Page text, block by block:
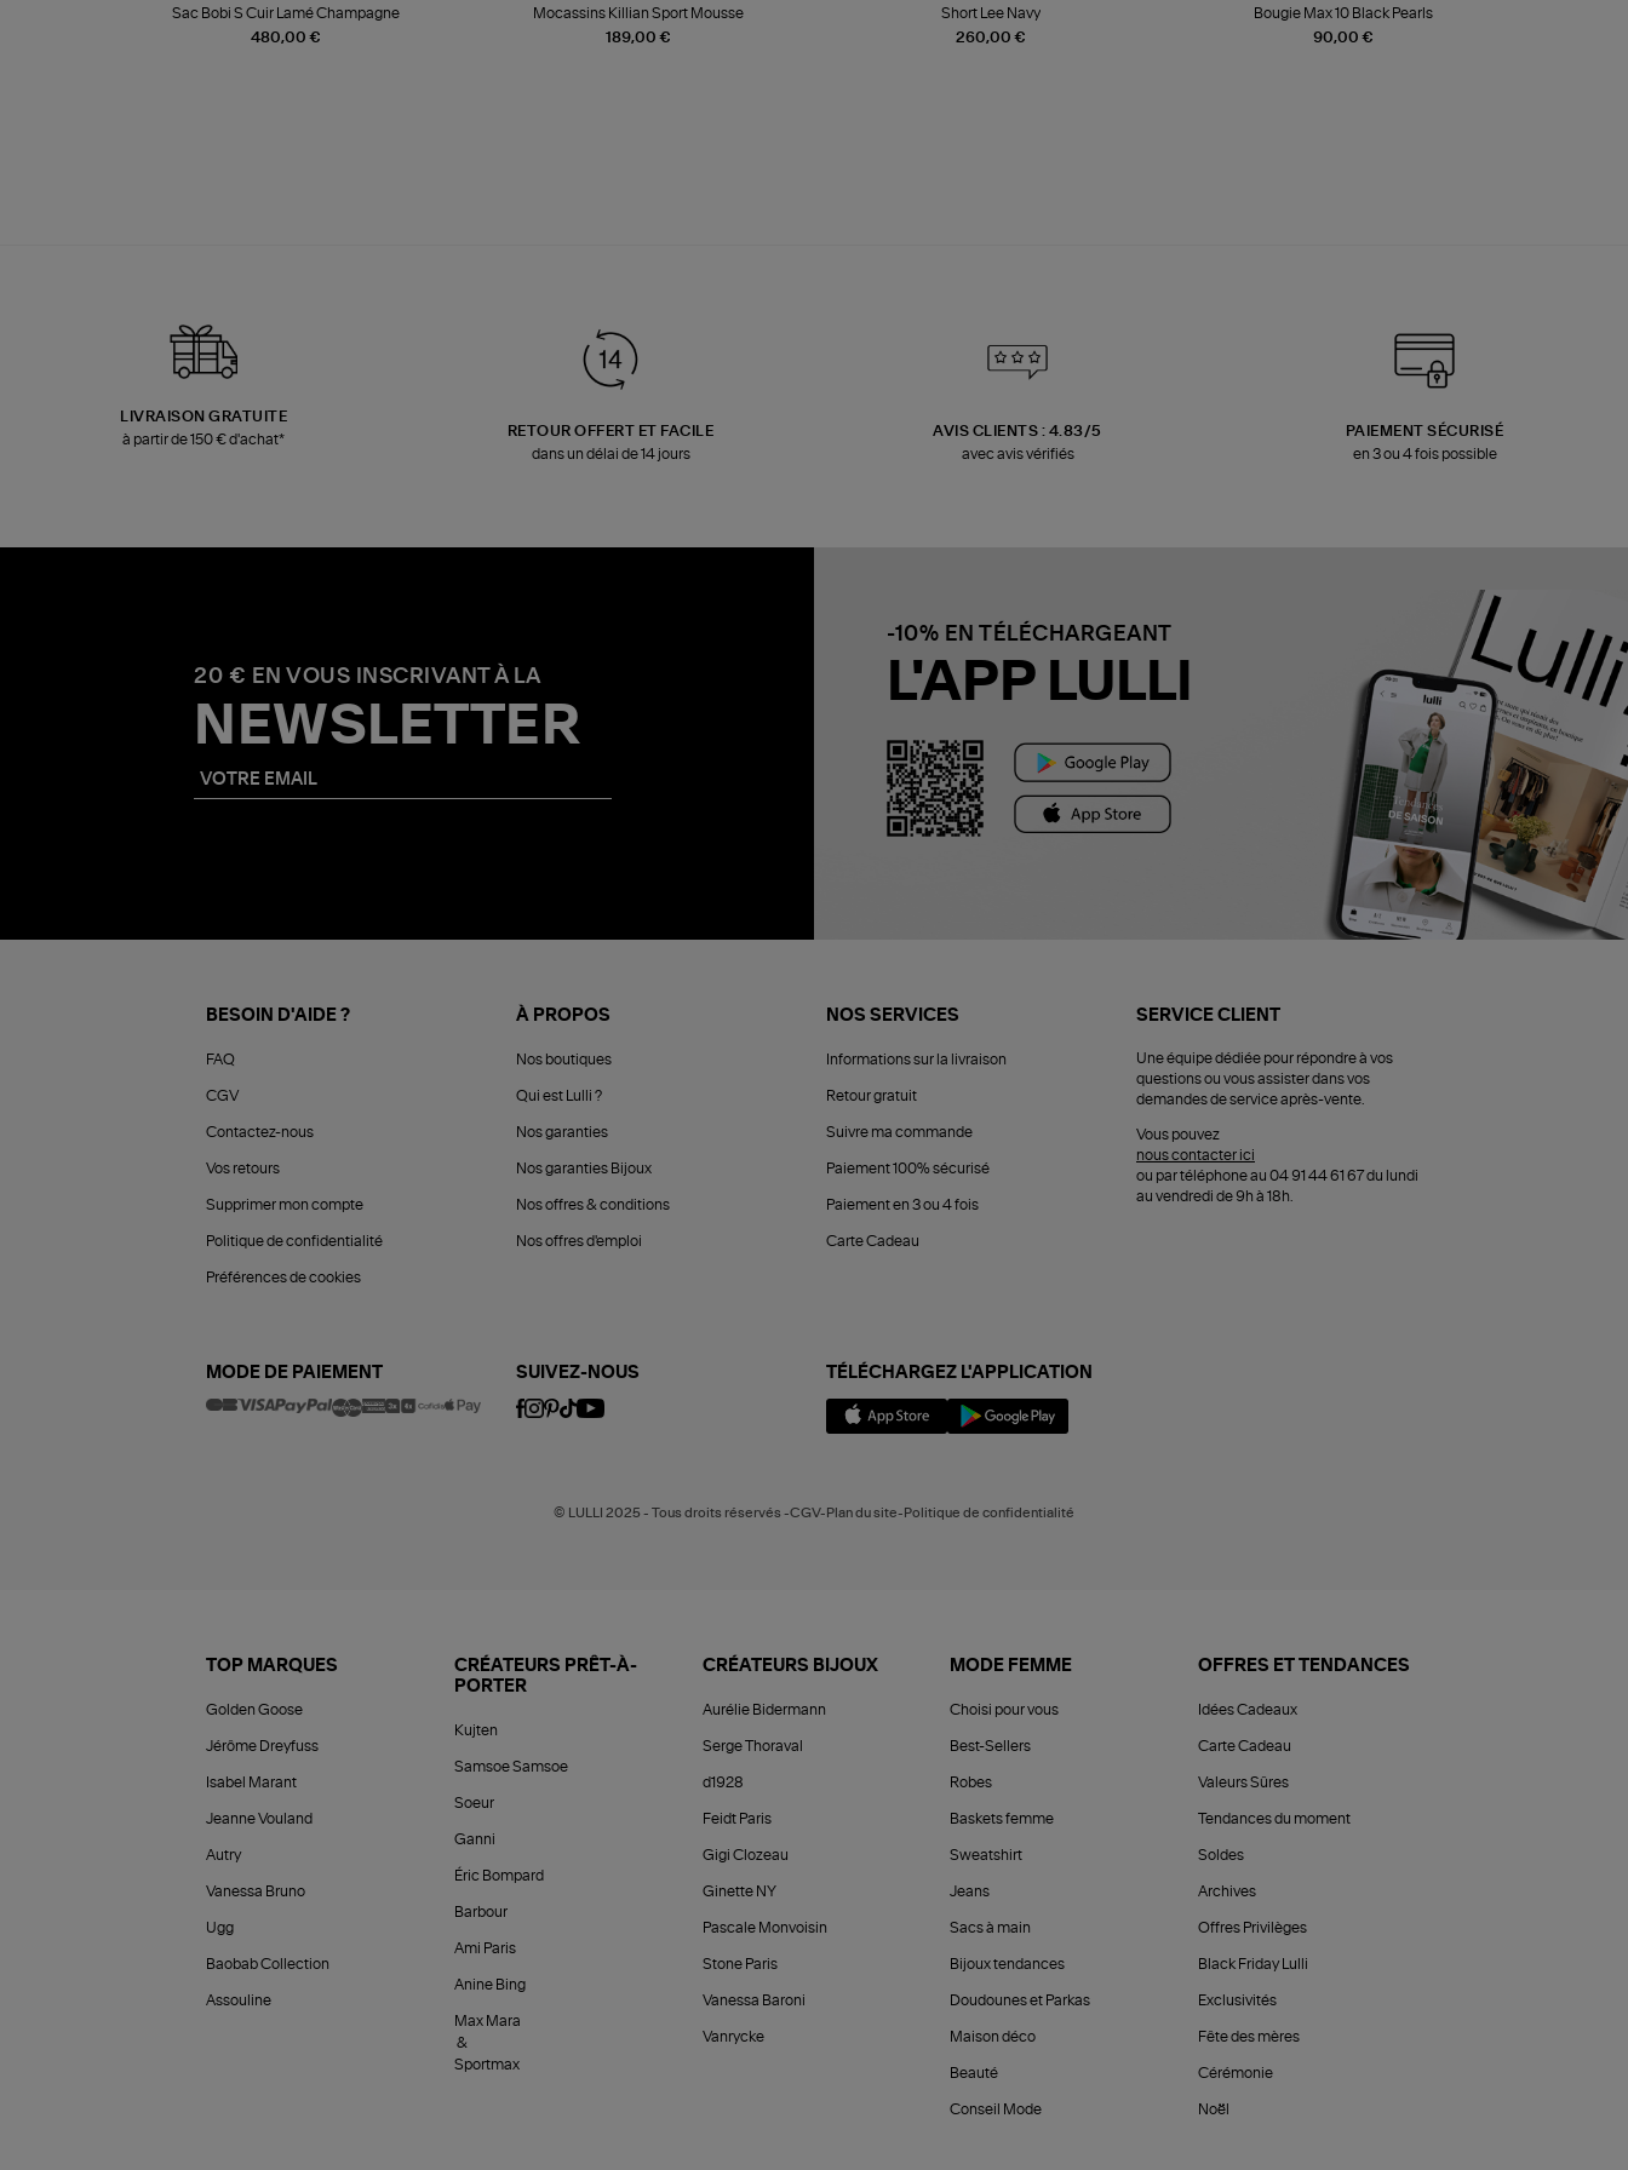
480,00 €
Sac Bobi S Cuir Lamé Champagne
189,00 €
Mocassins Killian Sport Mousse
260,00 €
Short Lee Navy
90,00 €
Bougie Max 10 Black Pearls
LIVRAISON GRATUITE
à partir de 150 € d'achat*
RETOUR OFFERT ET FACILE
dans un délai de 14 jours
AVIS CLIENTS : 4.83/5
avec avis vérifiés
PAIEMENT SÉCURISÉ
en 3 ou 4 fois possible
20 € EN VOUS INSCRIVANT À LA
NEWSLETTER
-10% EN TÉLÉCHARGEANT
L'APP LULLI
BESOIN D'AIDE ?
FAQ
CGV
Contactez-nous
Vos retours
Supprimer mon compte
Politique de confidentialité
Préférences de cookies
À PROPOS
Nos boutiques
Qui est Lulli ?
Nos garanties
Nos garanties Bijoux
Nos offres & conditions
Nos offres d'emploi
NOS SERVICES
Informations sur la livraison
Retour gratuit
Suivre ma commande
Paiement 100% sécurisé
Paiement en 3 ou 4 fois
Carte Cadeau
SERVICE CLIENT
Une équipe dédiée pour répondre à vos
questions ou vous assister dans vos
demandes de service après-vente.
Vous pouvez
nous contacter ici
ou par téléphone au 04 91 44 61 67 du lundi
au vendredi de 9h à 18h.
MODE DE PAIEMENT SUIVEZ-NOUS TÉLÉCHARGEZ L'APPLICATION
© LULLI 2025 - Tous droits réservés -CGV-Plan du site-Politique de confidentialité
TOP MARQUES
Golden Goose
Jérôme Dreyfuss
Isabel Marant
Jeanne Vouland
Autry
Vanessa Bruno
Ugg
Baobab Collection
Assouline
CRÉATEURS PRÊT-À-
PORTER
Kujten
Samsoe Samsoe
Soeur
Ganni
Éric Bompard
Barbour
Ami Paris
Anine Bing
Max Mara
&
Sportmax
CRÉATEURS BIJOUX
Aurélie Bidermann
Serge Thoraval
d1928
Feidt Paris
Gigi Clozeau
Ginette NY
Pascale Monvoisin
Stone Paris
Vanessa Baroni
Vanrycke
MODE FEMME
Choisi pour vous
Best-Sellers
Robes
Baskets femme
Sweatshirt
Jeans
Sacs à main
Bijoux tendances
Doudounes et Parkas
Maison déco
Beauté
Conseil Mode
OFFRES ET TENDANCES
Idées Cadeaux
Carte Cadeau
Valeurs Sûres
Tendances du moment
Soldes
Archives
Offres Privilèges
Black Friday Lulli
Exclusivités
Fête des mères
Cérémonie
Noël